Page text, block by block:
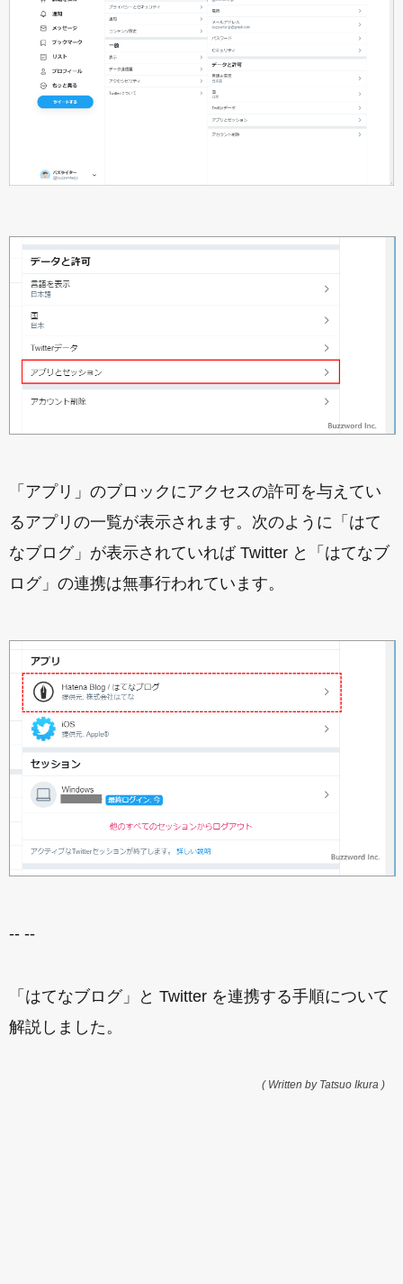
「アプリ」のブロックにアクセスの許可を与えてい
るアプリの一覧が表示されます。次のように「はて
なブログ」が表示されていれば Twitter と「はてなブ
ログ」の連携は無事行われています。
-- --
「はてなブログ」と Twitter を連携する手順について
解説しました。
( Written by Tatsuo Ikura )